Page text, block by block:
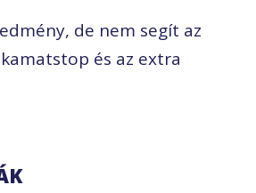
de nem segít az
és az extra